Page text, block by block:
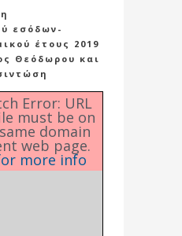
εσόδων-
έτους 2019
Θεόδωρου και
Error: URL
must be on
domain
web page.
more info